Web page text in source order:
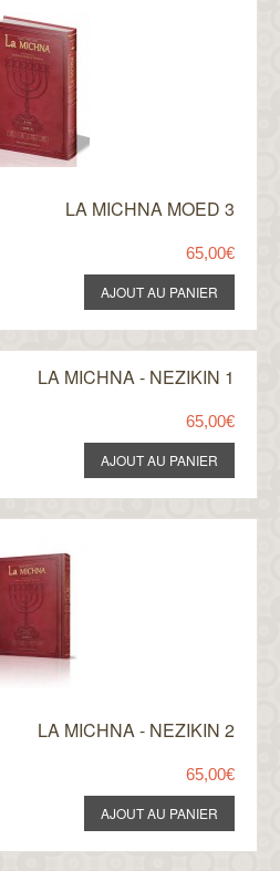
LA MICHNA MOED 3
65,00€
LA MICHNA - NEZIKIN 1
65,00€
LA MICHNA - NEZIKIN 2
65,00€